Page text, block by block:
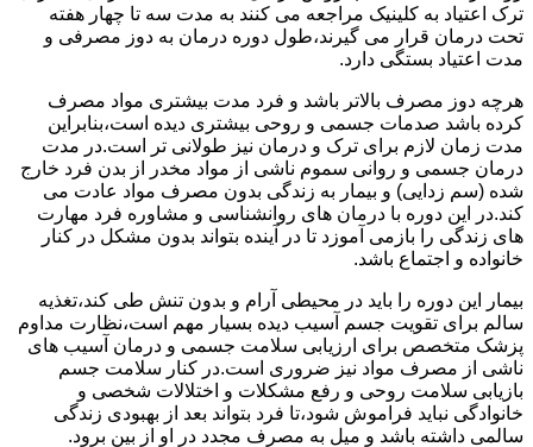
ترک اعتیاد به کلینیک مراجعه می کنند به مدت سه تا چهار هفته
تحت درمان قرار می گیرند،طول دوره درمان به دوز مصرفی و
مدت اعتیاد بستگی دارد.
هرچه دوز مصرف بالاتر باشد و فرد مدت بیشتری مواد مصرف
کرده باشد صدمات جسمی و روحی بیشتری دیده است،بنابراین
مدت زمان لازم برای ترک و درمان نیز طولانی تر است.در مدت
درمان جسمی و روانی سموم ناشی از مواد مخدر از بدن فرد خارج
شده (سم زدایی) و بیمار به زندگی بدون مصرف مواد عادت می
کند.در این دوره با درمان های روانشناسی و مشاوره فرد مهارت
های زندگی را بازمی آموزد تا در آینده بتواند بدون مشکل در کنار
خانواده و اجتماع باشد.
بیمار این دوره را باید در محیطی آرام و بدون تنش طی کند،تغذیه
سالم برای تقویت جسم آسیب دیده بسیار مهم است،نظارت مداوم
پزشک متخصص برای ارزیابی سلامت جسمی و درمان آسیب های
ناشی از مصرف مواد نیز ضروری است.در کنار سلامت جسم
بازیابی سلامت روحی و رفع مشکلات و اختلالات شخصی و
خانوادگی نباید فراموش شود،تا فرد بتواند بعد از بهبودی زندگی
سالمی داشته باشد و میل به مصرف مجدد در او از بین برود.